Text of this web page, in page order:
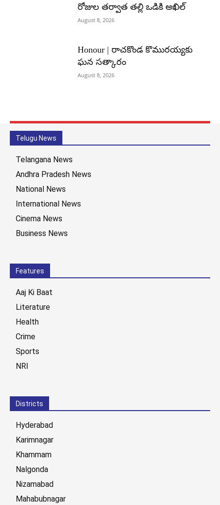
రోజుల తర్వాత తల్లి ఒడికి అఖిల్
August 8, 2026
Honour | రాచకొండ కొమురయ్యకు
ఘన సత్కారం
August 8, 2026
Telugu News
Telangana News
Andhra Pradesh News
National News
International News
Cinema News
Business News
Features
Aaj Ki Baat
Literature
Health
Crime
Sports
NRI
Districts
Hyderabad
Karimnagar
Khammam
Nalgonda
Nizamabad
Mahabubnagar